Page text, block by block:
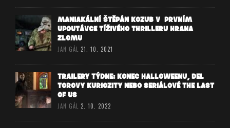
MANIAKÁLNÍ ŠTĚPÁN KOZUB V PRVNÍM
UPOUTÁVCE TÍŽIVÉHO THRILLERU HRANA
ZLOMU
JAN GÁL 21. 10. 2021
TRAILERY TÝDNE: KONEC HALLOWEENU, DEL
TOROVY KURIOZITY NEBO SERIÁLOVÉ THE LAST
OF US
JAN GÁL 2. 10. 2022